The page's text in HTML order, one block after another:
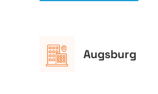
Augsburg